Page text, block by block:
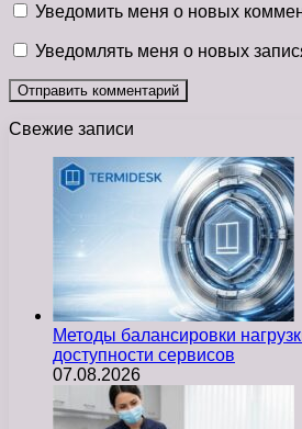
Уведомить меня о новых
Уведомлять меня о новых
Свежие записи
Методы балансировки
доступности сервисов
07.08.2026